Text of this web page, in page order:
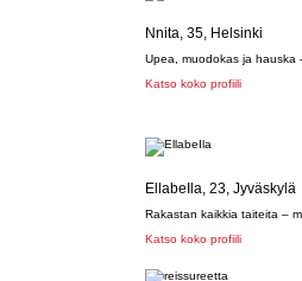
Nnita, 35, Helsinki
Upea, muodokas ja hauska
Katso koko profiili
EllabeIla, 23, Jyväskylä
Rakastan kaikkia taiteita –
Katso koko profiili